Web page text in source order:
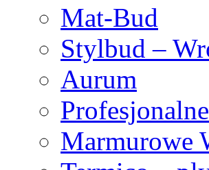
Mat-Bud
Stylbud –
Aurum
Marmurowe